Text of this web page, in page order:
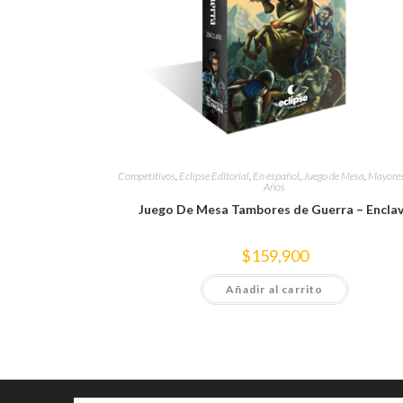
Competitivos, Eclipse Editorial, En español,Juego de Mesa,
Años
Juego De Mesa Tambores de Guerra –
$159,900
Añadir al carrito